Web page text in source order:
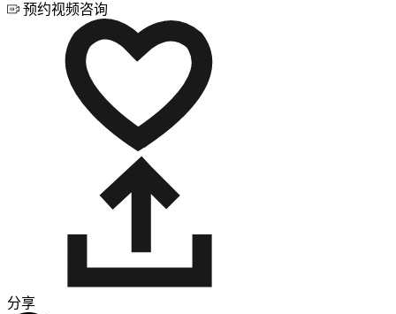
预约视频咨询
分享